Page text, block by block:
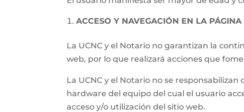
ACCESO Y NAVEGACIÓN EN LA
La UCNC y el Notario no garantizan la
web, por lo que realizará acciones que
La UCNC y el Notario no se
hardware del equipo del cual el usuario
acceso y/o utilización del sitio web.